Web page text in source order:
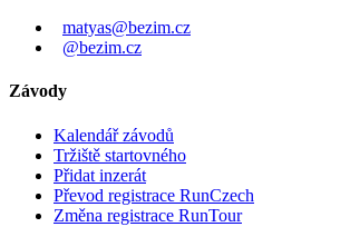
matyas@bezim.cz
@bezim.cz
Závody
Kalendář závodů
Tržiště startovného
Přidat inzerát
Převod registrace RunCzech
Změna registrace RunTour